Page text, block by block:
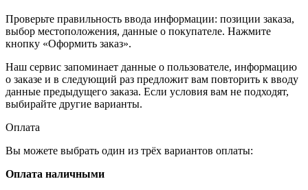
Проверьте правильность ввода информации: позиции заказа,
выбор местоположения, данные о покупателе. Нажмите
кнопку «Оформить заказ».
Наш сервис запоминает данные о пользователе, информацию
о заказе и в следующий раз предложит вам повторить к вводу
данные предыдущего заказа. Если условия вам не подходят,
выбирайте другие варианты.
Оплата
Вы можете выбрать один из трёх вариантов оплаты:
Оплата наличными